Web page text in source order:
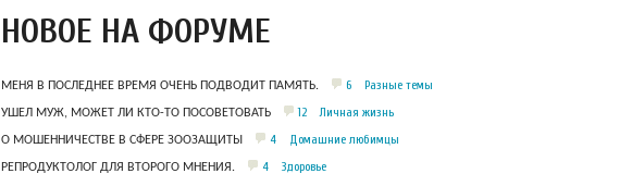
НОВОЕ НА ФОРУМЕ
МЕНЯ В ПОСЛЕДНЕЕ ВРЕМЯ ОЧЕНЬ ПОДВОДИТ ПАМЯТЬ. 6 Разные темы
УШЕЛ МУЖ, МОЖЕТ ЛИ КТО-ТО ПОСОВЕТОВАТЬ 12 Личная жизнь
О МОШЕННИЧЕСТВЕ В СФЕРЕ ЗООЗАЩИТЫ 4 Домашние любимцы
РЕПРОДУКТОЛОГ ДЛЯ ВТОРОГО МНЕНИЯ. 4 Здоровье